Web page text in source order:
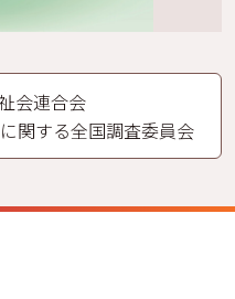
会連合会
関する全国調査委員会